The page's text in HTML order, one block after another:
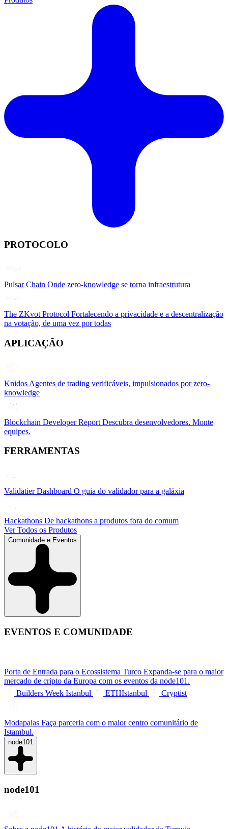
PROTOCOLO
Pulsar Chain Onde zero-knowledge se torna infraestrutura
The ZKvot Protocol Fortalecendo a privacidade e a descentralização
na votação, de uma vez por todas
APLICAÇÃO
Knidos Agentes de trading verificáveis, impulsionados por zero-
knowledge
Blockchain Developer Report Descubra desenvolvedores. Monte
equipes.
FERRAMENTAS
Validatier Dashboard O guia do validador para a galáxia
Hackathons De hackathons a produtos fora do comum
Ver Todos os Produtos
Comunidade e Eventos
EVENTOS E COMUNIDADE
Porta de Entrada para o Ecossistema Turco Expanda-se para o maior
mercado de cripto da Europa com os eventos da node101.
Builders Week Istanbul
ETHIstanbul Cryptist
Modapalas Faça parceria com o maior centro comunitário de
Istambul.
node101
node101